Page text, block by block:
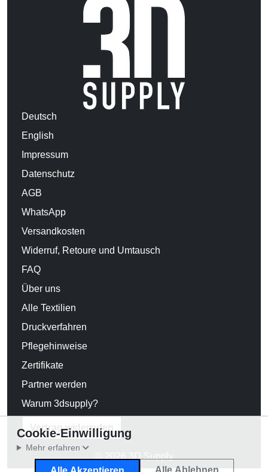
Deutsch
English
Impressum
Datenschutz
AGB
WhatsApp
Versandkosten
Widerruf, Retoure und Umtausch
FAQ
Über uns
Alle Textilien
Druckverfahren
Pflegehinweise
Zertifikate
Partner werden
Warum 3dsupply?
Vertrag widerrufen
© 2026 3D Supply
Cookie-Einwilligung
Mehr erfahren
Alle Ablehnen